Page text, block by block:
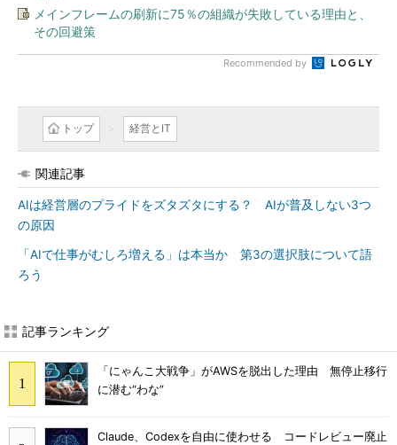
メインフレームの刷新に75％の組織が失敗している理由と、
その回避策
Recommended by
トップ 経営とIT
関連記事
AIは経営層のプライドをズタズタにする？ AIが普及しない3つ
の原因
「AIで仕事がむしろ増える」は本当か 第3の選択肢について語
ろう
記事ランキング
「にゃんこ大戦争」がAWSを脱出した理由 無停止移行
に潜む“わな”
Claude、Codexを自由に使わせる コードレビュー廃止